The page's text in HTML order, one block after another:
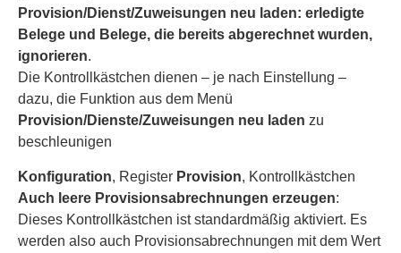
Provision/Dienst/Zuweisungen neu laden: erledigte
Belege und Belege, die bereits abgerechnet wurden,
ignorieren.
Die Kontrollkästchen dienen – je nach Einstellung –
dazu, die Funktion aus dem Menü
Provision/Dienste/Zuweisungen neu laden zu
beschleunigen
Konfiguration, Register Provision, Kontrollkästchen
Auch leere Provisionsabrechnungen erzeugen:
Dieses Kontrollkästchen ist standardmäßig aktiviert. Es
werden also auch Provisionsabrechnungen mit dem Wert